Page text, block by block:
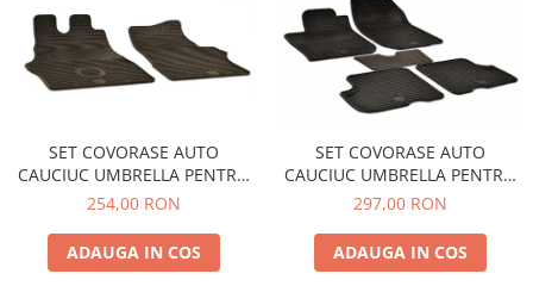
Antigel
Spray Curatare Frane
Curatare si Detailing Interior
Vopsitorie, Chituri si Adezivi
Curatare si Detailing Exterior
SET COVORASE AUTO
CAUCIUC UMBRELLA PENTRU
MERCEDES (W638) VITO (1995-
254,00 RON
ADAUGA IN COS
SET COVORASE AUTO
CAUCIUC UMBRELLA PENTRU
DACIA DUSTER (2010-2018).
297,00 RON
ADAUGA IN COS